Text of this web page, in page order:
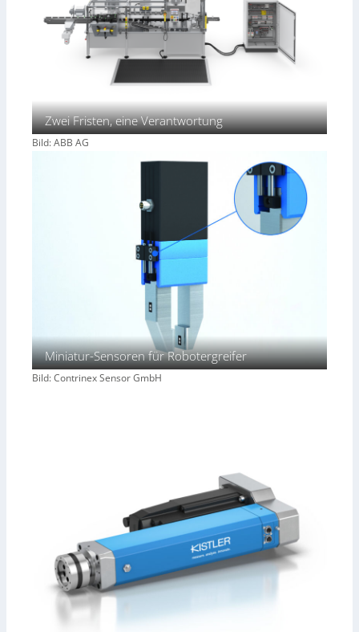
Zwei Fristen, eine Verantwortung
Bild: ABB AG
Miniatur-Sensoren für Robotergreifer
Bild: Contrinex Sensor GmbH